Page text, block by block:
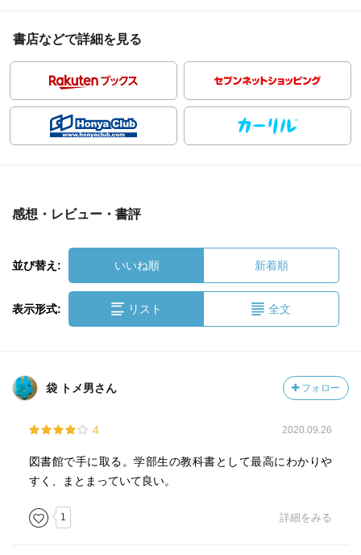
書店などで詳細を見る
感想・レビュー・書評
並び替え: いいね順 新着順
表示形式: リスト 全文
袋 トメ男さん フォロー
4 2020.09.26
図書館で手に取る。学部生の教科書として最高にわかりや
すく、まとまっていて良い。
1 詳細をみる